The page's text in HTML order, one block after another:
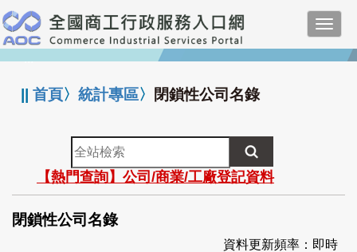
跳
到
主
要
:::
||首頁〉統計專區〉 閉鎖性公司名錄
全
站
檢
索
【熱門查詢】公司/商業/工廠登記資料
閉鎖性公司名錄
資料更新頻率：即時